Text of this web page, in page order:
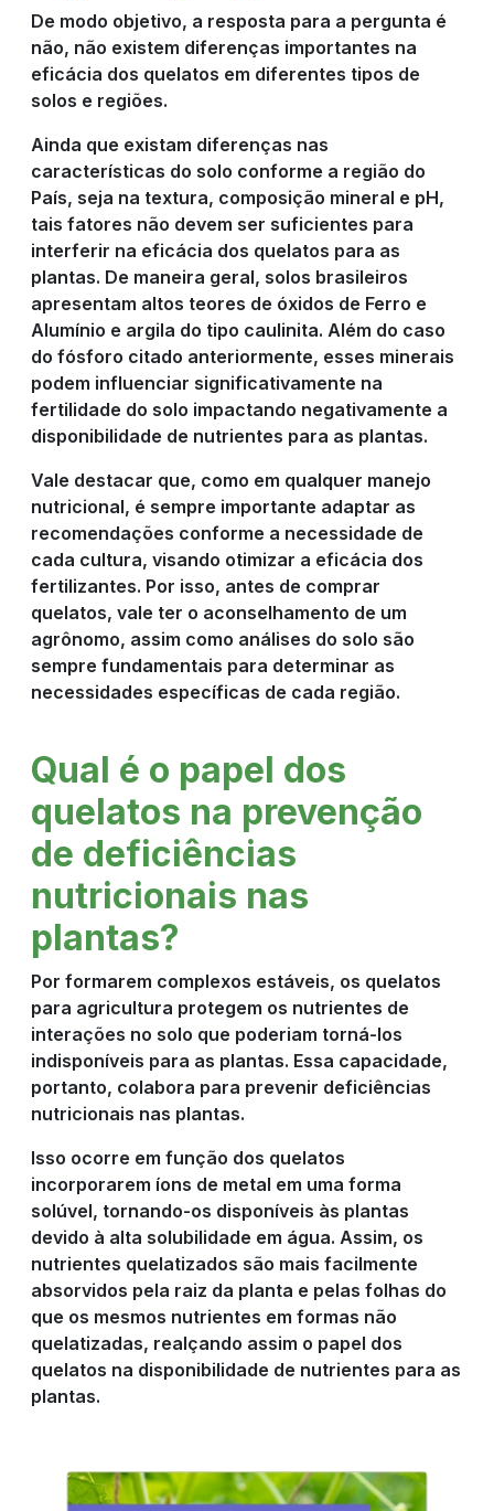
De modo objetivo, a resposta para a pergunta é
não, não existem diferenças importantes na
eficácia dos quelatos em diferentes tipos de
solos e regiões.
Ainda que existam diferenças nas
características do solo conforme a região do
País, seja na textura, composição mineral e pH,
tais fatores não devem ser suficientes para
interferir na eficácia dos quelatos para as
plantas. De maneira geral, solos brasileiros
apresentam altos teores de óxidos de Ferro e
Alumínio e argila do tipo caulinita. Além do caso
do fósforo citado anteriormente, esses minerais
podem influenciar significativamente na
fertilidade do solo impactando negativamente a
disponibilidade de nutrientes para as plantas.
Vale destacar que, como em qualquer manejo
nutricional, é sempre importante adaptar as
recomendações conforme a necessidade de
cada cultura, visando otimizar a eficácia dos
fertilizantes. Por isso, antes de comprar
quelatos, vale ter o aconselhamento de um
agrônomo, assim como análises do solo são
sempre fundamentais para determinar as
necessidades específicas de cada região.
Qual é o papel dos
quelatos na prevenção
de deficiências
nutricionais nas
plantas?
Por formarem complexos estáveis, os quelatos
para agricultura protegem os nutrientes de
interações no solo que poderiam torná-los
indisponíveis para as plantas. Essa capacidade,
portanto, colabora para prevenir deficiências
nutricionais nas plantas.
Isso ocorre em função dos quelatos
incorporarem íons de metal em uma forma
solúvel, tornando-os disponíveis às plantas
devido à alta solubilidade em água. Assim, os
nutrientes quelatizados são mais facilmente
absorvidos pela raiz da planta e pelas folhas do
que os mesmos nutrientes em formas não
quelatizadas, realçando assim o papel dos
quelatos na disponibilidade de nutrientes para as
plantas.